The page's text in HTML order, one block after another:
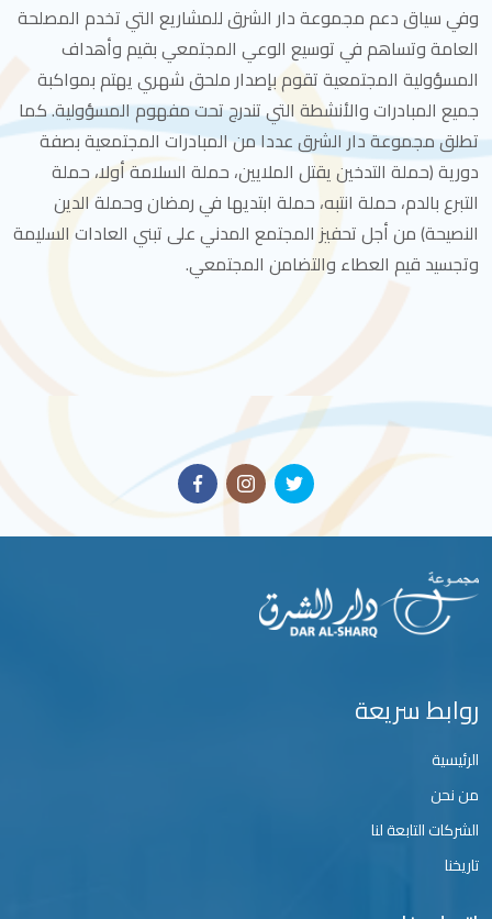
وفي سياق دعم مجموعة دار الشرق للمشاريع التي تخدم المصلحة
العامة وتساهم في توسيع الوعي المجتمعي بقيم وأهداف
المسؤولية المجتمعية تقوم بإصدار ملحق شهري يهتم بمواكبة
جميع المبادرات والأنشطة التي تندرج تحت مفهوم المسؤولية. كما
تطلق مجموعة دار الشرق عددا من المبادرات المجتمعية بصفة
دورية (حملة التدخين يقتل الملايين، حملة السلامة أولا، حملة
التبرع بالدم، حملة انتبه، حملة ابتديها في رمضان وحملة الدين
النصيحة) من أجل تحفيز المجتمع المدني على تبني العادات السليمة
وتجسيد قيم العطاء والتضامن المجتمعي.
روابط سريعة
الرئيسية
من نحن
الشركات التابعة لنا
تاريخنا